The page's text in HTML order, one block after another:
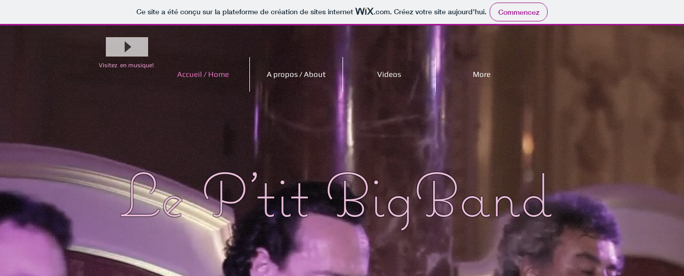
Ce site a été conçu sur la plateforme de création de sites internet .com. Créez votre site aujourd'hui. Commencez
Accueil / Home A propos / About Videos More
Visitez en musique!
Le P'tit BigBand